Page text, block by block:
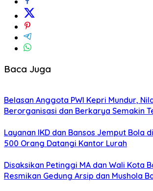
Baca Juga
Belasan Anggota PWI Kepri Mundur,
Berorganisasi dan Berkarya Semakin
Layanan IKD dan Bansos Jemput Bola
500 Orang Datangi Kantor Lurah
Disaksikan Petinggi MA dan Wali Kota
Resmikan Gedung Arsip dan Mushola